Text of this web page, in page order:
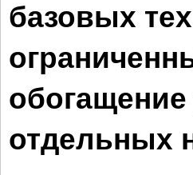
базовых
отдельных